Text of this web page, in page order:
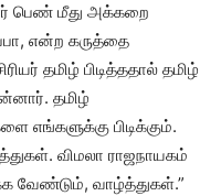
பெண் மீது அக்கறை
என்ற கருத்தை
தமிழ் பிடித்ததால் தமிழ்
தமிழ்
எங்களுக்கு பிடிக்கும்.
விமலா ராஜநாயகம்
வேண்டும், வாழ்த்துகள்.”